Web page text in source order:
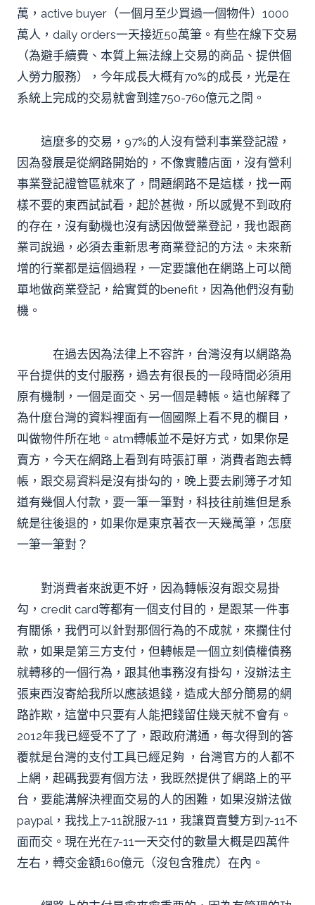
萬，active buyer（一個月至少買過一個物件）1000
萬人，daily orders一天接近50萬筆。有些在線下交易
（為避手續費、本質上無法線上交易的商品、提供個
人勞力服務），今年成長大概有70%的成長，光是在
系統上完成的交易就會到達750-760億元之間。
這麼多的交易，97%的人沒有營利事業登記證，
因為發展是從網路開始的，不像實體店面，沒有營利
事業登記證管區就來了，問題網路不是這樣，找一兩
樣不要的東西試試看，起於甚微，所以感覺不到政府
的存在，沒有動機也沒有誘因做營業登記，我也跟商
業司說過，必須去重新思考商業登記的方法。未來新
增的行業都是這個過程，一定要讓他在網路上可以簡
單地做商業登記，給實質的benefit，因為他們沒有動
機。
在過去因為法律上不容許，台灣沒有以網路為
平台提供的支付服務，過去有很長的一段時間必須用
原有機制，一個是面交、另一個是轉帳。這也解釋了
為什麼台灣的資料裡面有一個國際上看不見的欄目，
叫做物件所在地。atm轉帳並不是好方式，如果你是
賣方，今天在網路上看到有時張訂單，消費者跑去轉
帳，跟交易資料是沒有掛勾的，晚上要去刷簿子才知
道有幾個人付款，要一筆一筆對，科技往前進但是系
統是往後退的，如果你是東京著衣一天幾萬筆，怎麼
一筆一筆對？
對消費者來說更不好，因為轉帳沒有跟交易掛
勾，credit card等都有一個支付目的，是跟某一件事
有關係，我們可以針對那個行為的不成就，來攔住付
款，如果是第三方支付，但轉帳是一個立刻債權債務
就轉移的一個行為，跟其他事務沒有掛勾，沒辦法主
張東西沒寄給我所以應該退錢，造成大部分簡易的網
路詐欺，這當中只要有人能把錢留住幾天就不會有。
2012年我已經受不了了，跟政府溝通，每次得到的答
覆就是台灣的支付工具已經足夠 ，台灣官方的人都不
上網，起碼我要有個方法，我既然提供了網路上的平
台，要能溝解決裡面交易的人的困難，如果沒辦法做
paypal，我找上7-11說服7-11，我讓買賣雙方到7-11不
面而交。現在光在7-11一天交付的數量大概是四萬件
左右，轉交金額160億元（沒包含雅虎）在內。